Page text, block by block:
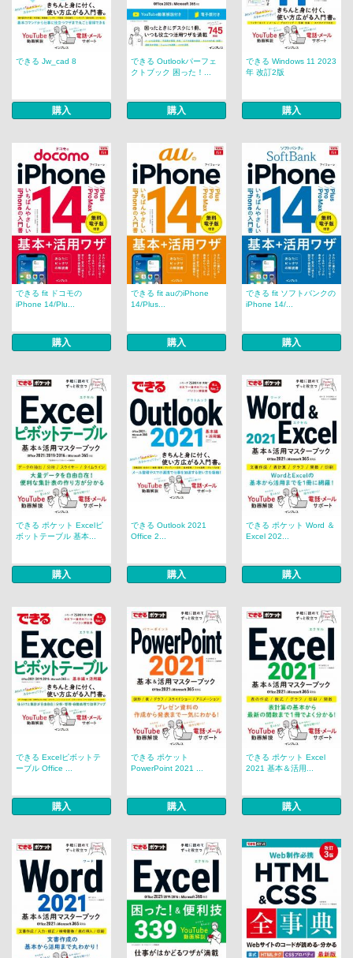
できる Jw_cad 8
購入
できる Outlookパーフェ
クトブック 困った！...
購入
できる Windows 11 2023
年 改訂2版
購入
できる fit ドコモの
iPhone 14/Plu...
購入
できる fit auのiPhone
14/Plus...
購入
できる fit ソフトバンクの
iPhone 14/...
購入
できる ポケット Excelピ
ボットテーブル 基本...
購入
できる Outlook 2021
Office 2...
購入
できる ポケット Word ＆
Excel 202...
購入
できる Excelピボットテ
ーブル Office ...
購入
できる ポケット
PowerPoint 2021 ...
購入
できる ポケット Excel
2021 基本＆活用...
購入